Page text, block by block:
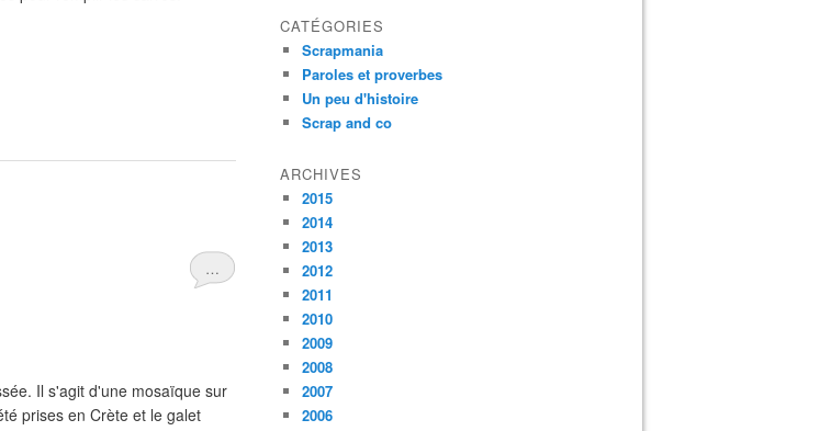
…
Il s'agit d'une mosaïque sur
prises en Crète et le galet
CATÉGORIES
Scrapmania
Paroles et proverbes
Un peu d'histoire
Scrap and co
ARCHIVES
2015
2014
2013
2012
2011
2010
2009
2008
2007
2006